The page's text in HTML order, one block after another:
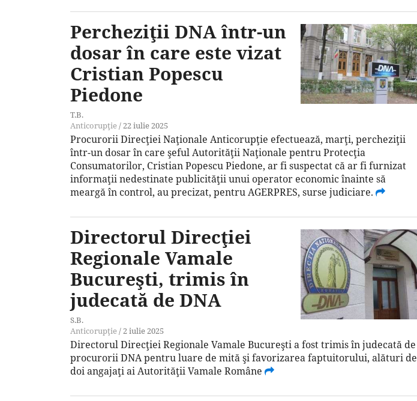
Percheziţii DNA într-un
dosar în care este vizat
Cristian Popescu
Piedone
T.B.
Anticorupţie / 22 iulie 2025
Procurorii Direcţiei Naţionale Anticorupţie efectuează, marţi, percheziţii
într-un dosar în care şeful Autorităţii Naţionale pentru Protecţia
Consumatorilor, Cristian Popescu Piedone, ar fi suspectat că ar fi furnizat
informaţii nedestinate publicităţii unui operator economic înainte să
meargă în control, au precizat, pentru AGERPRES, surse judiciare.
Directorul Direcţiei
Regionale Vamale
Bucureşti, trimis în
judecată de DNA
S.B.
Anticorupţie / 2 iulie 2025
Directorul Direcţiei Regionale Vamale Bucureşti a fost trimis în judecată de
procurorii DNA pentru luare de mită şi favorizarea faptuitorului, alături de
doi angajaţi ai Autorităţii Vamale Române